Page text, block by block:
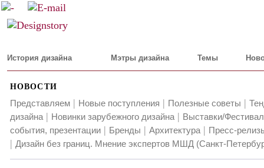
История дизайна Мэтры дизайна Темы
НОВОСТИ
Представляем | Новые поступления | Полезные советы |
дизайна| Новинки зарубежного дизайна| Выставки/
события, презентации | Бренды | Архитектура| Пресс-
| Дизайн без границ. Мнение экспертов МШД (Санкт-